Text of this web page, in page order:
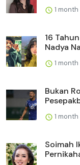
1 month
16
Nadya
1 month
Bukan
1 month
Soimah